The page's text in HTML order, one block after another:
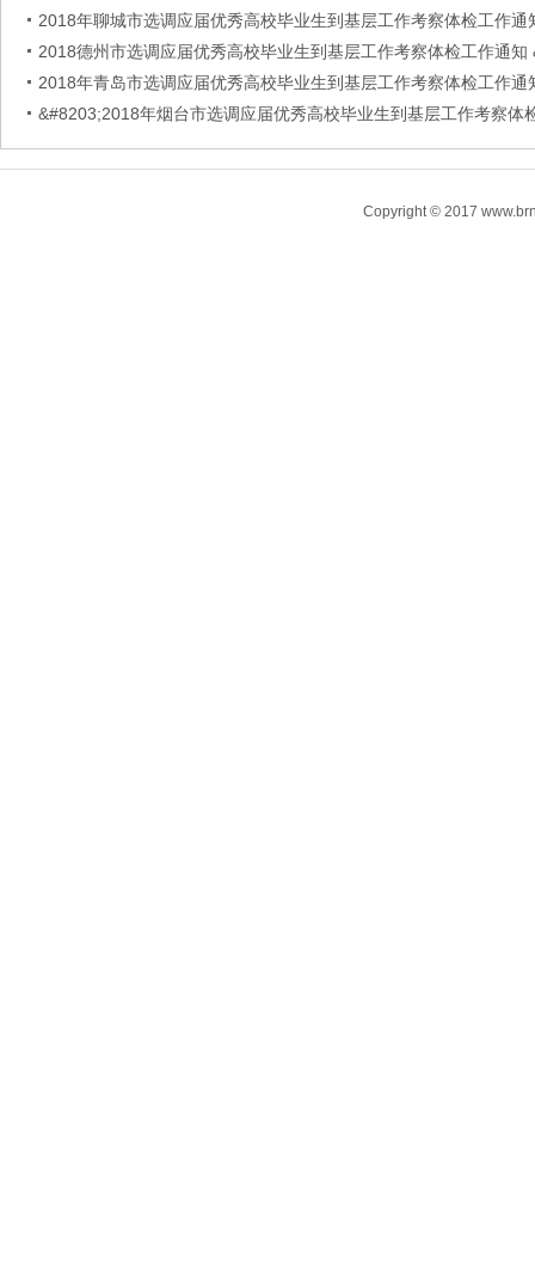
2018年聊城市选调应届优秀高校毕业生到基层工作考察体检工作通
2018德州市选调应届优秀高校毕业生到基层工作考察体检工作通知
2018年青岛市选调应届优秀高校毕业生到基层工作考察体检工作通
&#8203;2018年烟台市选调应届优秀高校毕业生到基层工作考察体
Copyright © 2017